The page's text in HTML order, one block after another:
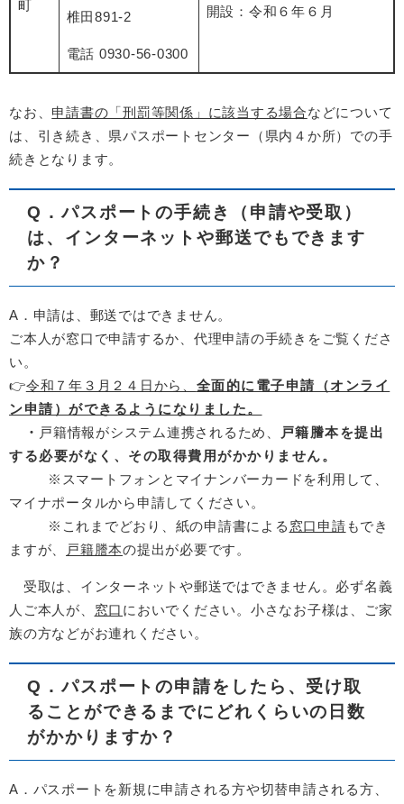
町
椎田891-2
電話 0930-56-0300
開設：令和６年６月
なお、 申請書の「刑罰等関係」に該当する場合などについて
は、引き続き、県パスポートセンター（県内４か所）での手
続きとなります。
Q．パスポートの手続き（申請や受取）
は、インターネットや郵送でもできます
か？
A．申請は、郵送ではできません。
ご本人が窓口で申請するか、代理申請の手続きをご覧くださ
い。
👉令和７年３月２４日から、 全面的に電子申請（オンライ
ン申請）ができるようになりました。
・ 戸籍情報がシステム連携されるため、
戸籍謄本を提出
する必要がなく、その取得費用がかかりません。
※スマートフォンとマイナンバーカードを利用して、
マイナポータルから申請してください。
※これまでどおり、紙の申請書による 窓口申請 もでき
ますが、
戸籍謄本の提出が必要です。
受取は、インターネットや郵送ではできません。必ず名義
人ご本人が、 窓口 においでください。小さなお子様は、ご家
族の方などがお連れください。
Q．パスポートの申請をしたら、受け取
ることができるまでにどれくらいの日数
がかかりますか？
A．パスポートを新規に申請される方や切替申請される方、